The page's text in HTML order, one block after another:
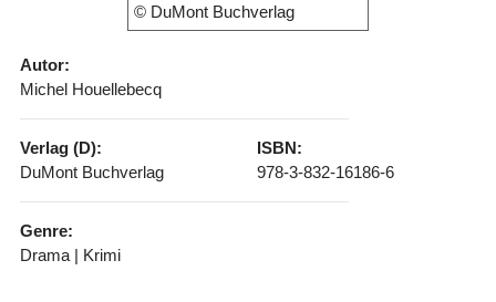
© DuMont Buchverlag
Autor:
Michel Houellebecq
Verlag (D):
DuMont Buchverlag
ISBN:
978-3-832-16186-6
Genre:
Drama | Krimi